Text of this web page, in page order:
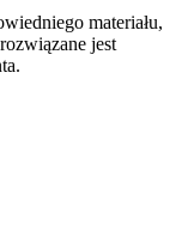
materiału,
jest